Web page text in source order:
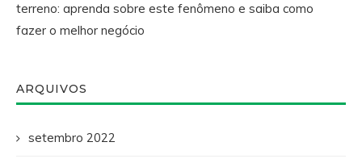
terreno: aprenda sobre este fenômeno e saiba como
fazer o melhor negócio
ARQUIVOS
setembro 2022